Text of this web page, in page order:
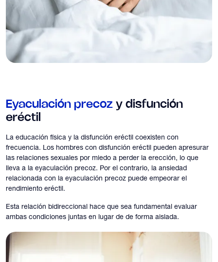
Eyaculación precoz y disfunción
eréctil
La educación física y la disfunción eréctil coexisten con
frecuencia. Los hombres con disfunción eréctil pueden apresurar
las relaciones sexuales por miedo a perder la erección, lo que
lleva a la eyaculación precoz. Por el contrario, la ansiedad
relacionada con la eyaculación precoz puede empeorar el
rendimiento eréctil.
Esta relación bidireccional hace que sea fundamental evaluar
ambas condiciones juntas en lugar de de forma aislada.